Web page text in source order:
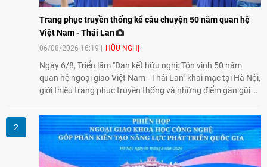
Trang phục truyền thống kể câu chuyện 50 năm quan hệ
Việt Nam - Thái Lan
06/08/2026 16:19 HỮU NGHỊ
Ngày 6/8, Triển lãm "Đan kết hữu nghị: Tôn vinh 50 năm
quan hệ ngoại giao Việt Nam - Thái Lan" khai mạc tại Hà Nội,
giới thiệu trang phục truyền thống và những điểm gần gũi về
giao lưu nhân dân trong chặng đường nửa thế kỷ quan hệ
song phương.